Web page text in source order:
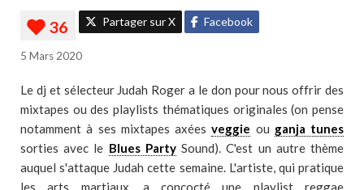
Partager sur X Facebook
5 Mars 2020
Le dj et sélecteur Judah Roger a le don pour nous offrir des
mixtapes ou des playlists thématiques originales (on pense
notamment à ses mixtapes axéesveggie ou ganja tunes
sorties avec le Blues PartySound). C'est un autre thème
auquel s'attaque Judah cette semaine. L'artiste, qui pratique
les arts martiaux, a concocté une playlist reggae